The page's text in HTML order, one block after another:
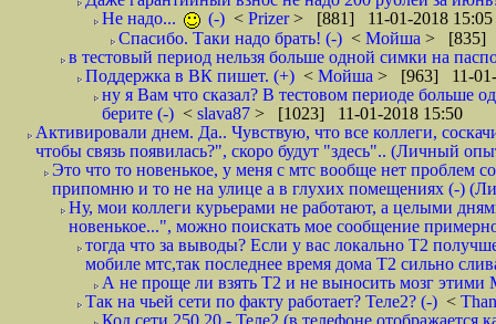
Не надо...
(-) < Prizer> [881] 11-01-2018 15:05
Спасибо. Таки надо брать! (-) < Мойша > [835]
в тестовый период нельзя больше одной симки на
Поддержка в ВК пишет. (+) < Мойша > [963] 11-01-
ну я Вам что сказал? В тестовом периоде больше
берите (-) < slava87 > [1023] 11-01-2018 15:50
Активировали днем. Да.. Чувствую, что все коллеги,
чтобы связь появилась?", скоро будут "здесь".. (Личный
Это что то новенькое, у меня с мтс вообще нет проблем
припомню и то не на улице а в глухих помещениях (-)
Ну, мои коллеги курьерами не работают, а целыми
новенькое...", можно поискать мое сообщение
тогда что за выводы? Если у вас локально Т2
мобиле мтс,так последнее время дома Т2 сильно
А не проще ли взять Т2 и не выносить мозг
Так на чьей сети по факту работает? Теле2? (-) <
Код сети 250 20 - Теле2 (в телефоне отображается